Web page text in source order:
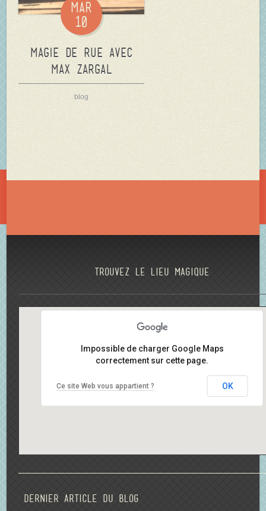
Mar
10
Magie de rue avec
Max ZARGAL
blog
Trouvez le lieu magique
Impossible de charger Google Maps
correctement sur cette page.
Ce site Web vous appartient ? OK
Dernier article du blog